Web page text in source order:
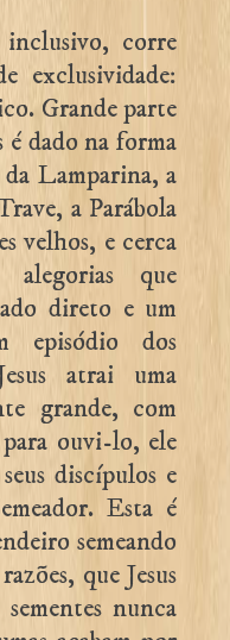
corre
exclusividade:
Grande parte
é dado na forma
da Lamparina, a
a Parábola
velhos, e cerca
que
direto e um
episódio dos
atrai uma
grande, com
para ouvi-lo, ele
discípulos e
Esta é
semeando
que Jesus
nunca